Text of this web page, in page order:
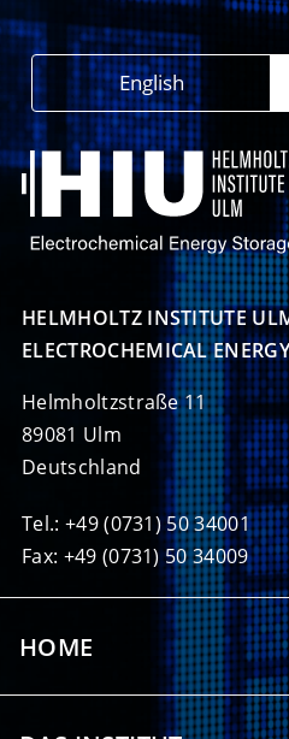
HELMHOLTZ INSTITUTE
ELECTROCHEMICAL
Helmholtzstraße 11
89081 Ulm
Deutschland
Tel.: +49 (0731) 50 34001
Fax: +49 (0731) 50 34009
English
HOME